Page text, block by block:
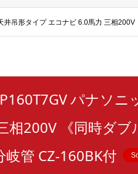
井吊形タイプ エコナビ 6.0馬力 三相
パナソ
相200V 《同時ダ
岐管 CZ-160BK付